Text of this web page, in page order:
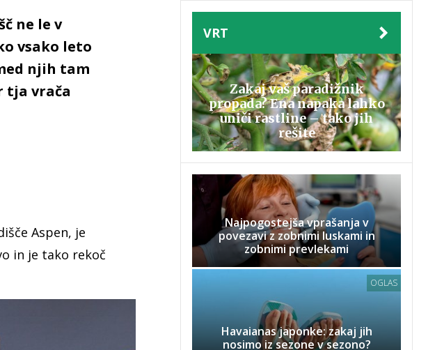
ne le v
vsako leto
njih tam
tja vrača
Aspen, je
in je tako rekoč
VRT
Zakaj vaš paradižnik
propada? Ena napaka lahko
uniči rastline – tako jih
rešite
Najpogostejša vprašanja v
povezavi z zobnimi luskami in
zobnimi prevlekami
OGLAS
Havaianas japonke: zakaj jih
nosimo iz sezone v sezono?